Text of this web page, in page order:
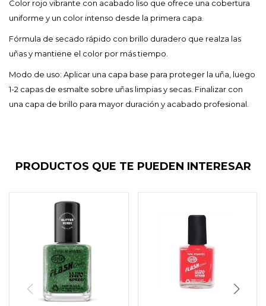
Color rojo vibrante con acabado liso que ofrece una cobertura
uniforme y un color intenso desde la primera capa.
Fórmula de secado rápido con brillo duradero que realza las
uñas y mantiene el color por más tiempo.
Modo de uso: Aplicar una capa base para proteger la uña, luego
1-2 capas de esmalte sobre uñas limpias y secas. Finalizar con
una capa de brillo para mayor duración y acabado profesional.
PRODUCTOS QUE TE PUEDEN INTERESAR